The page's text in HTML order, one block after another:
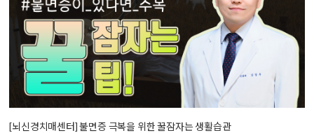
[뇌신경치매센터] 불면증 극복을 위한 꿀잠자는 생활습관